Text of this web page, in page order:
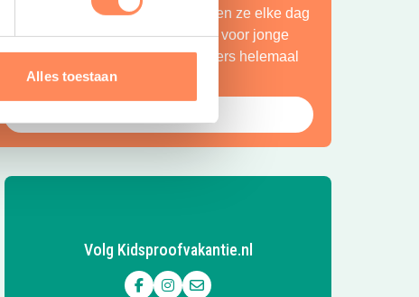
Alles toestaan
spetteren ze in de Vecht en beleven ze elke dag
een nieuw avontuur. Een paradijs voor jonge
ontdekkers én een plek waar ouders helemaal
tot rust komen.
Volg Kidsproofvakantie.nl
Volg ons op Facebook
Volg ons op Instagram
Mail ons